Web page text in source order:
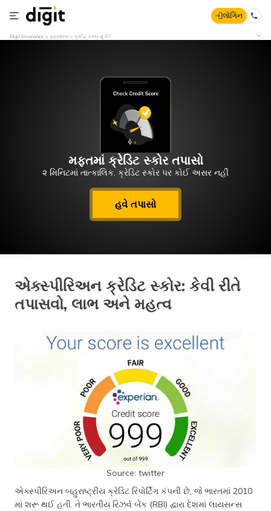
લોગિન
Digit Insurance ફાઇનાન્સ ક્રેડિટ સ્કોર શું છે?
મફતમાં ક્રેડિટ સ્કોર તપાસો
૨ મિનિટમાં તાત્કાલિક. ક્રેડિટ સ્કોર પર કોઈ અસર નહીં
હવે તપાસો
એક્સ્પીરિઅન ક્રેડિટ સ્કોર: કેવી રીતે
તપાસવો, લાભ અને મહત્વ
Source: twitter
એક્સ્પીરિઅન બહુરાષ્ટ્રીય ક્રેડિટ રિપોર્ટિંગ કંપની છે, જે ભારતમાં 2010
માં શરૂ થઈ હતી. તે ભારતીય રિઝર્વ બેંક (RBI) દ્વારા દેશમાં લાયસન્સ